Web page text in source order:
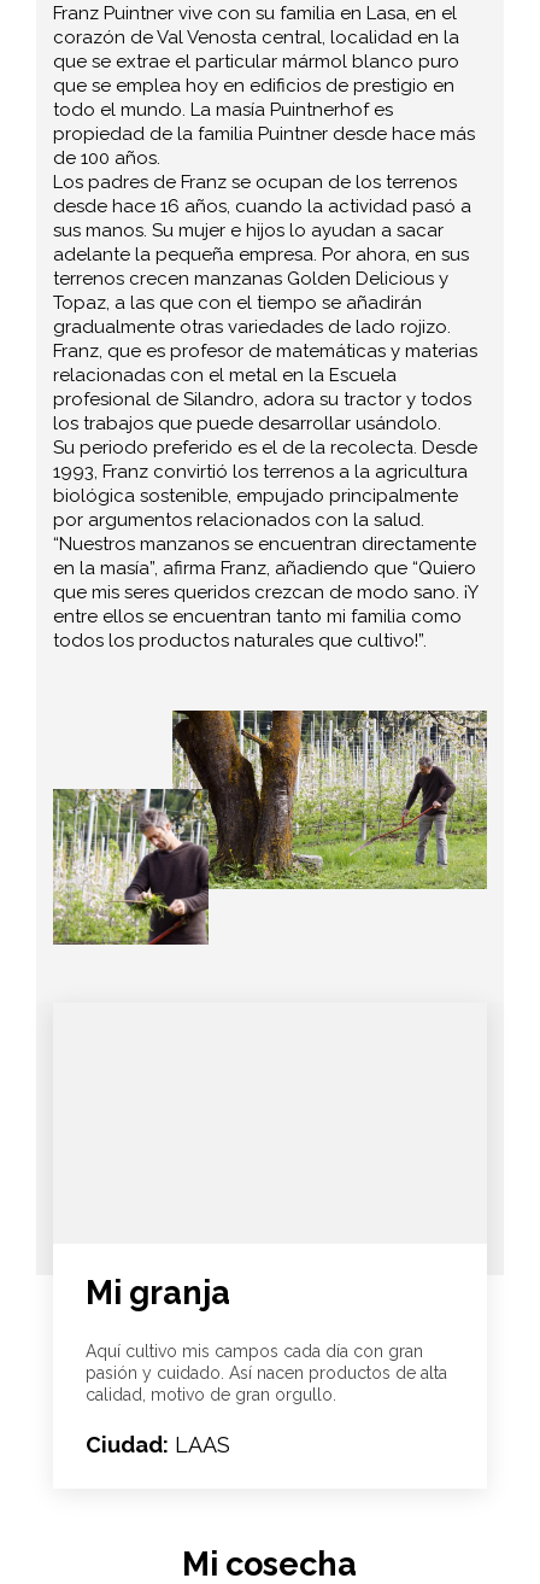
Franz Puintner vive con su familia en Lasa, en el
corazón de Val Venosta central, localidad en la
que se extrae el particular mármol blanco puro
que se emplea hoy en edificios de prestigio en
todo el mundo. La masía Puintnerhof es
propiedad de la familia Puintner desde hace más
de 100 años.
Los padres de Franz se ocupan de los terrenos
desde hace 16 años, cuando la actividad pasó a
sus manos. Su mujer e hijos lo ayudan a sacar
adelante la pequeña empresa. Por ahora, en sus
terrenos crecen manzanas Golden Delicious y
Topaz, a las que con el tiempo se añadirán
gradualmente otras variedades de lado rojizo.
Franz, que es profesor de matemáticas y materias
relacionadas con el metal en la Escuela
profesional de Silandro, adora su tractor y todos
los trabajos que puede desarrollar usándolo.
Su periodo preferido es el de la recolecta. Desde
1993, Franz convirtió los terrenos a la agricultura
biológica sostenible, empujado principalmente
por argumentos relacionados con la salud.
“Nuestros manzanos se encuentran directamente
en la masía”, afirma Franz, añadiendo que “Quiero
que mis seres queridos crezcan de modo sano. ¡Y
entre ellos se encuentran tanto mi familia como
todos los productos naturales que cultivo!”.
Mi granja
Aquí cultivo mis campos cada día con gran
pasión y cuidado. Así nacen productos de alta
calidad, motivo de gran orgullo.
Ciudad: LAAS
Mi cosecha